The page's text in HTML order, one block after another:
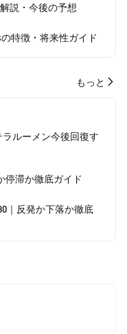
説・今後の予想
特徴・将来性ガイド
もっと
ルーメン今後回復す
停滞か徹底ガイド
｜反発か下落か徹底